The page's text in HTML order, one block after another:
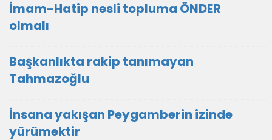
İmam-Hatip nesli topluma ÖNDER
olmalı
Başkanlıkta rakip tanımayan
Tahmazoğlu
İnsana yakışan Peygamberin izinde
yürümektir